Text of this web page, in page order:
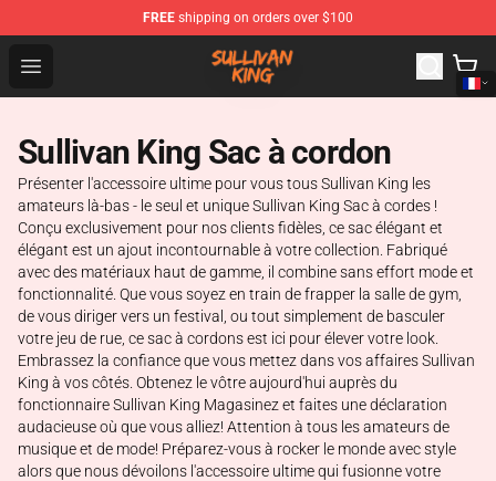
FREE shipping on orders over $100
Open menu
Sullivan King Shop - Official Sullivan King Merchandise
Sullivan King Sac à cordon
Présenter l'accessoire ultime pour vous tous Sullivan King les
amateurs là-bas - le seul et unique Sullivan King Sac à cordes !
Conçu exclusivement pour nos clients fidèles, ce sac élégant et
élégant est un ajout incontournable à votre collection. Fabriqué
avec des matériaux haut de gamme, il combine sans effort mode et
fonctionnalité. Que vous soyez en train de frapper la salle de gym,
de vous diriger vers un festival, ou tout simplement de basculer
votre jeu de rue, ce sac à cordons est ici pour élever votre look.
Embrassez la confiance que vous mettez dans vos affaires Sullivan
King à vos côtés. Obtenez le vôtre aujourd'hui auprès du
fonctionnaire Sullivan King Magasinez et faites une déclaration
audacieuse où que vous alliez! Attention à tous les amateurs de
musique et de mode! Préparez-vous à rocker le monde avec style
alors que nous dévoilons l'accessoire ultime qui fusionne votre